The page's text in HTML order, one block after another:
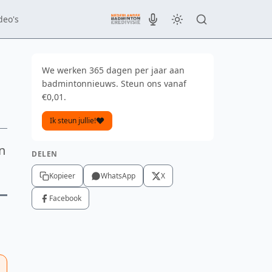
We werken 365 dagen per jaar aan
badmintonnieuws. Steun ons vanaf
€0,01.
Ik steun jullie!
DELEN
Kopieer WhatsApp X
Facebook